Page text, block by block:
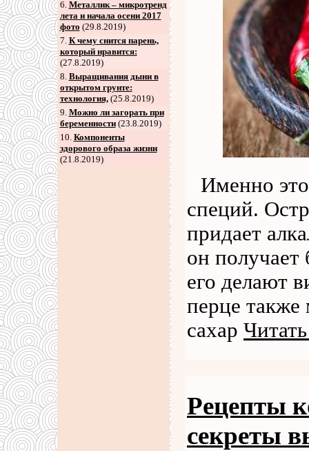
6. Металлик – микротренд
лета и начала осени 2017
фото (29.8.2019)
7. К чему снится парень,
который нравится:
(27.8.2019)
8. Выращивания дыни в
открытом грунте:
технология,(25.8.2019)
9. Можно ли загорать при
беременности(23.8.2019)
10. Компоненты
здорового образа жизни
(21.8.2019)
Именно
специй.
придает
он получает
его делают
перце также
сахар
Рецепты
секреты